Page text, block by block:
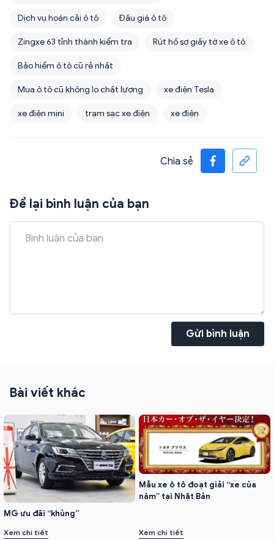
Dịch vụ hoán cải ô tô Đấu giá ô tô
Zingxe 63 tỉnh thành kiểm tra Rút hồ sơ giấy tờ xe ô tô
Bảo hiểm ô tô cũ rẻ nhất
Mua ô tô cũ không lo chất lượng xe điện Tesla
xe điện mini trạm sạc xe điện xe điện
Chia sẻ
Để lại bình luận của bạn
Gửi bình luận
Bài viết khác
MG ưu đãi “khủng”
Xem chi tiết
Mẫu xe ô tô đoạt giải “xe của
năm” tại Nhật Bản
Xem chi tiết